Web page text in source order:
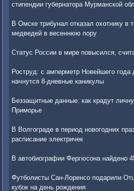
стипендии губернатора Мурманской
В Омске трибунал отказал охотнику в
медведей в весеннюю пору
Статус России в мире повысился,
Роструд: с амперметр Новейшего
начнутся 8-дневные каникулы
Беззащитные данные: как крадут
Приморье
В Волгограде в период новогодних
расписание электричек
В автобиографии Фергюсона найдено
Футболисты Сан-Лоренсо подарили
кубок на день рождения